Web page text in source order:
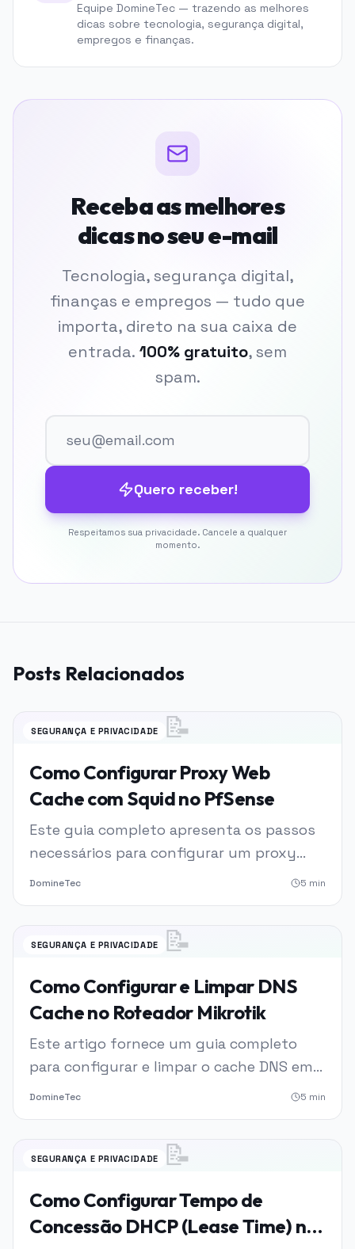
Equipe DomineTec — trazendo as melhores
dicas sobre tecnologia, segurança digital,
empregos e finanças.
Receba as melhores
dicas no seu e-mail
Tecnologia, segurança digital,
finanças e empregos — tudo que
importa, direto na sua caixa de
entrada. 100% gratuito, sem
spam.
Quero receber!
Respeitamos sua privacidade. Cancele a qualquer
momento.
Posts Relacionados
📝
SEGURANÇA E PRIVACIDADE
Como Configurar Proxy Web
Cache com Squid no PfSense
Este guia completo apresenta os passos
necessários para configurar um proxy
web cache utilizando o Squid no PfSense,
DomineTec 5 min
📝
SEGURANÇA E PRIVACIDADE
Como Configurar e Limpar DNS
Cache no Roteador Mikrotik
Este artigo fornece um guia completo
para configurar e limpar o cache DNS em
roteadores Mikrotik.
DomineTec 5 min
📝
SEGURANÇA E PRIVACIDADE
Como Configurar Tempo de
Concessão DHCP (Lease Time) na